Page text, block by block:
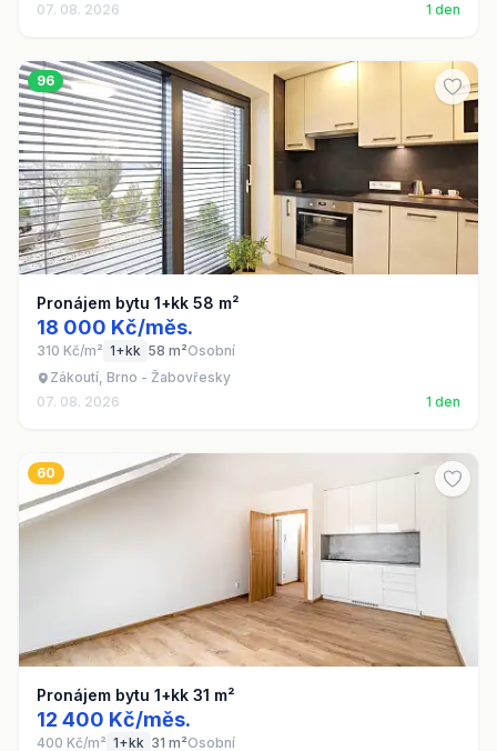
07. 08. 2026
1 den
96
Pronájem bytu 1+kk 58 m²
18 000 Kč/měs.
310 Kč/m² 1+kk 58 m²Osobní
Zákoutí, Brno - Žabovřesky
07. 08. 2026
1 den
60
Pronájem bytu 1+kk 31 m²
12 400 Kč/měs.
400 Kč/m² 1+kk 31 m²Osobní